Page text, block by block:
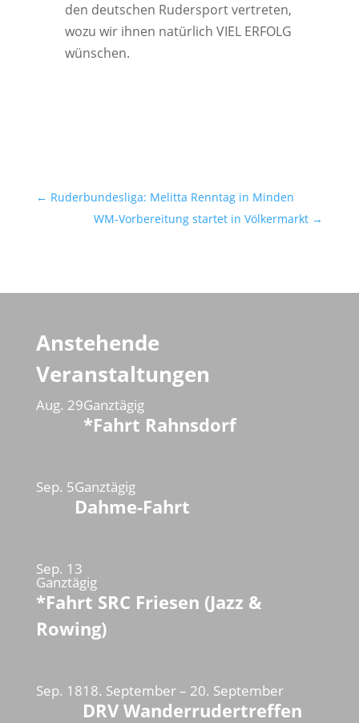
den deut­schen Ruder­sport ver­tre­ten,
wozu wir ihnen natür­lich VIEL ERFOLG
wünschen.
← Ruderbundesliga: Melitta Renntag in Minden
WM-Vorbereitung startet in Völkermarkt →
Anstehende
Veranstaltungen
Aug. 29Ganztägig
*Fahrt Rahnsdorf
Sep. 5Ganztägig
Dahme-Fahrt
Sep. 13
Ganztägig
*Fahrt SRC Friesen (Jazz &
Rowing)
Sep. 1818. September– 20. September
DRV Wanderrudertreffen